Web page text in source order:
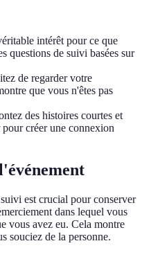
intérêt pour ce que
questions de suivi basées sur
de regarder votre
que vous n'êtes pas
des histoires courtes et
pour créer une connexion
est crucial pour conserver
dans lequel vous
vous avez eu. Cela montre
souciez de la personne.